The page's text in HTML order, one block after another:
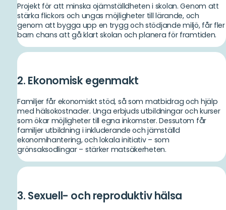
Projekt för att minska ojämställdheten i skolan. Genom att
stärka flickors och ungas möjligheter till lärande, och
genom att bygga upp en trygg och stödjande miljö, får fler
barn chans att gå klart skolan och planera för framtiden.
2. Ekonomisk egenmakt
Familjer får ekonomiskt stöd, så som matbidrag och hjälp
med hälso­kostnader. Unga erbjuds utbildningar och kurser
som ökar möjligheter till egna inkomster. Dessutom får
familjer utbildning i inkluderande och jämställd
ekonomihantering, och lokala initiativ – som
grönsaksodlingar – stärker matsäkerheten.
3. Sexuell- och reproduktiv hälsa